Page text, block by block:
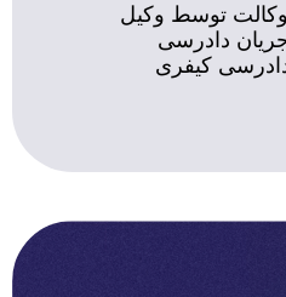
توسط وکیل
دادرسی
کیفری